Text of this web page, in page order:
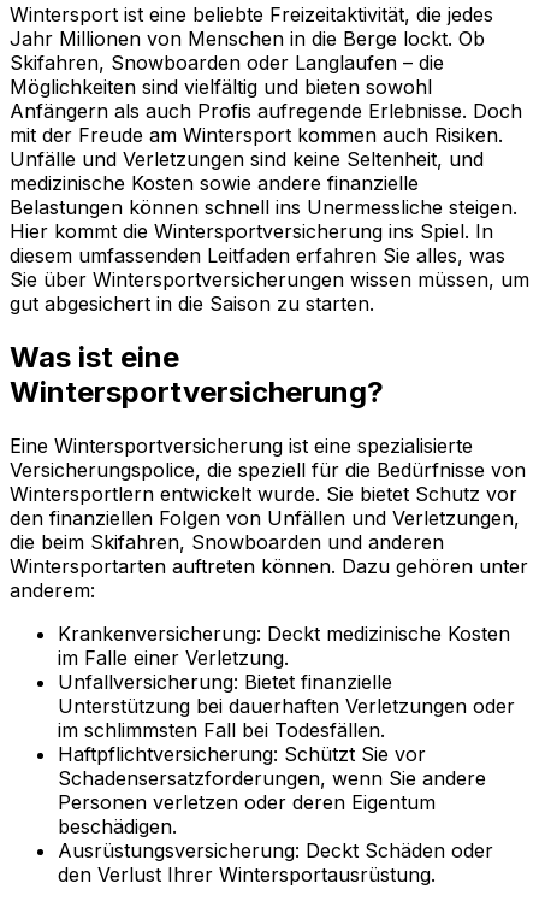
Wintersport ist eine beliebte Freizeitaktivität, die jedes
Jahr Millionen von Menschen in die Berge lockt. Ob
Skifahren, Snowboarden oder Langlaufen – die
Möglichkeiten sind vielfältig und bieten sowohl
Anfängern als auch Profis aufregende Erlebnisse. Doch
mit der Freude am Wintersport kommen auch Risiken.
Unfälle und Verletzungen sind keine Seltenheit, und
medizinische Kosten sowie andere finanzielle
Belastungen können schnell ins Unermessliche steigen.
Hier kommt die Wintersportversicherung ins Spiel. In
diesem umfassenden Leitfaden erfahren Sie alles, was
Sie über Wintersportversicherungen wissen müssen, um
gut abgesichert in die Saison zu starten.
Was ist eine
Wintersportversicherung?
Eine Wintersportversicherung ist eine spezialisierte
Versicherungspolice, die speziell für die Bedürfnisse von
Wintersportlern entwickelt wurde. Sie bietet Schutz vor
den finanziellen Folgen von Unfällen und Verletzungen,
die beim Skifahren, Snowboarden und anderen
Wintersportarten auftreten können. Dazu gehören unter
anderem:
Krankenversicherung: Deckt medizinische Kosten
im Falle einer Verletzung.
Unfallversicherung: Bietet finanzielle
Unterstützung bei dauerhaften Verletzungen oder
im schlimmsten Fall bei Todesfällen.
Haftpflichtversicherung: Schützt Sie vor
Schadensersatzforderungen, wenn Sie andere
Personen verletzen oder deren Eigentum
beschädigen.
Ausrüstungsversicherung: Deckt Schäden oder
den Verlust Ihrer Wintersportausrüstung.